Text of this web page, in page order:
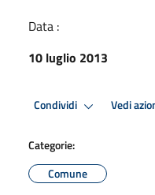
Data :
10 luglio 2013
Condividi Vedi
Categorie:
Comune